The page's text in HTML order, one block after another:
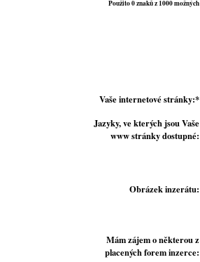
Použito 0 znaků z 1000 možných
Vaše internetové stránky:*
Jazyky, ve kterých jsou Vaše
www stránky dostupné:
Obrázek inzerátu:
Mám zájem o některou z
placených forem inzerce: